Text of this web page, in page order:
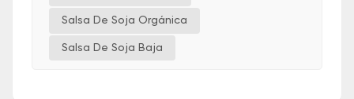
Salsa De Soja Orgánica
Salsa De Soja Baja